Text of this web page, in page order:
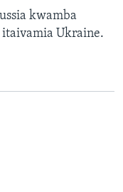
kwamba
Ukraine.